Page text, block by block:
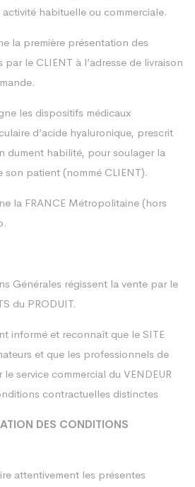
habituelle ou commerciale.
la première présentation des
par le CLIENT à l’adresse de livraison
les dispositifs médicaux
d’acide hyaluronique, prescrit
dument habilité, pour soulager la
son patient (nommé CLIENT).
la FRANCE Métropolitaine (hors
Générales régissent la vente par le
du PRODUIT.
informé et reconnaît que le SITE
et que les professionnels de
service commercial du VENDEUR
contractuelles distinctes
DES CONDITIONS
attentivement les présentes